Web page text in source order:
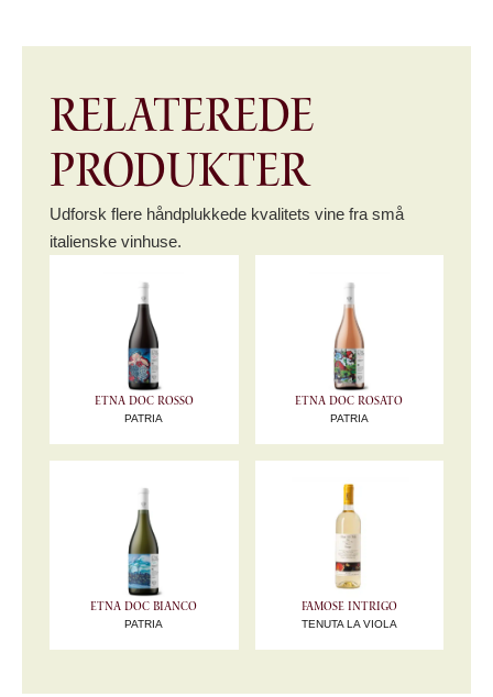
Relaterede
produkter
Udforsk flere håndplukkede kvalitets vine fra små
italienske vinhuse.
Etna DOC Rosso
PATRIA
Etna DOC Rosato
PATRIA
Etna DOC Bianco
PATRIA
Famose Intrigo
TENUTA LA VIOLA